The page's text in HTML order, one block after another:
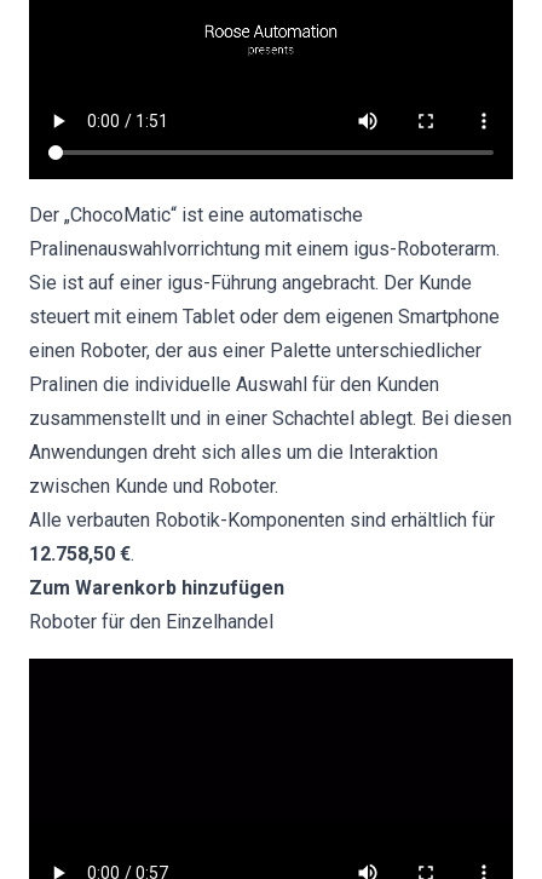
Der „ChocoMatic“ ist eine automatische
Pralinenauswahlvorrichtung mit einem igus-Roboterarm.
Sie ist auf einer igus-Führung angebracht. Der Kunde
steuert mit einem Tablet oder dem eigenen Smartphone
einen Roboter, der aus einer Palette unterschiedlicher
Pralinen die individuelle Auswahl für den Kunden
zusammenstellt und in einer Schachtel ablegt. Bei diesen
Anwendungen dreht sich alles um die Interaktion
zwischen Kunde und Roboter.
Alle verbauten Robotik-Komponenten sind erhältlich für
12.758,50 €.
Zum Warenkorb hinzufügen
Roboter für den Einzelhandel